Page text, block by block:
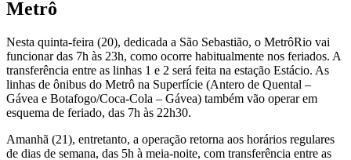
Metrô
Nesta quinta-feira (20), dedicada a São Sebastião, o MetrôRio vai
funcionar das 7h às 23h, como ocorre habitualmente nos feriados. A
transferência entre as linhas 1 e 2 será feita na estação Estácio. As
linhas de ônibus do Metrô na Superfície (Antero de Quental –
Gávea e Botafogo/Coca-Cola – Gávea) também vão operar em
esquema de feriado, das 7h às 22h30.
Amanhã (21), entretanto, a operação retorna aos horários regulares
de dias de semana, das 5h à meia-noite, com transferência entre as